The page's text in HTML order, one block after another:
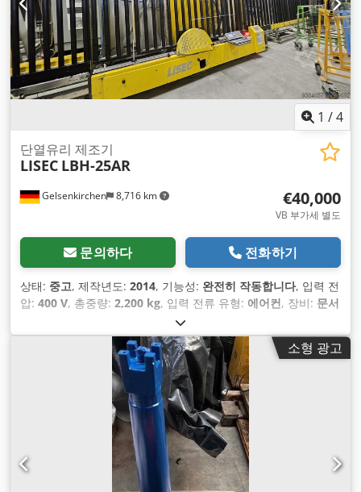
1 /4
Gelsenkirchen 8,716 km
단열유리 제조기
LISEC LBH-25AR
€40,000
VB 부가세 별도
문의하다 전화하기
상태: 중고, 제작년도: 2014, 기능성: 완전히 작동합니다, 입력 전
압: 400 V, 총중량: 2,200 kg, 입력 전류 유형: 에어컨, 장비: 문서
소형 광고